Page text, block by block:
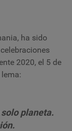
ha sido
2020, el 5 de
planeta.